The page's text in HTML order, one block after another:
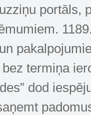
portāls,
termiņa
dod